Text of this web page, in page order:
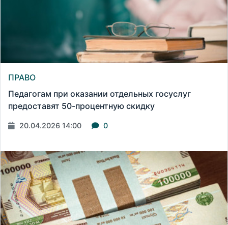
ПРАВО
Педагогам при оказании отдельных госуслуг
предоставят 50-процентную скидку
20.04.2026 14:00 0